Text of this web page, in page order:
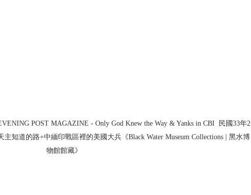
POST MAGAZINE - Only God Knew the Way & Yanks in CBI  民國33年2
知道的路+中緬印戰區裡的美國大兵《Black Water Museum Collections | 黑水博
物館館藏》